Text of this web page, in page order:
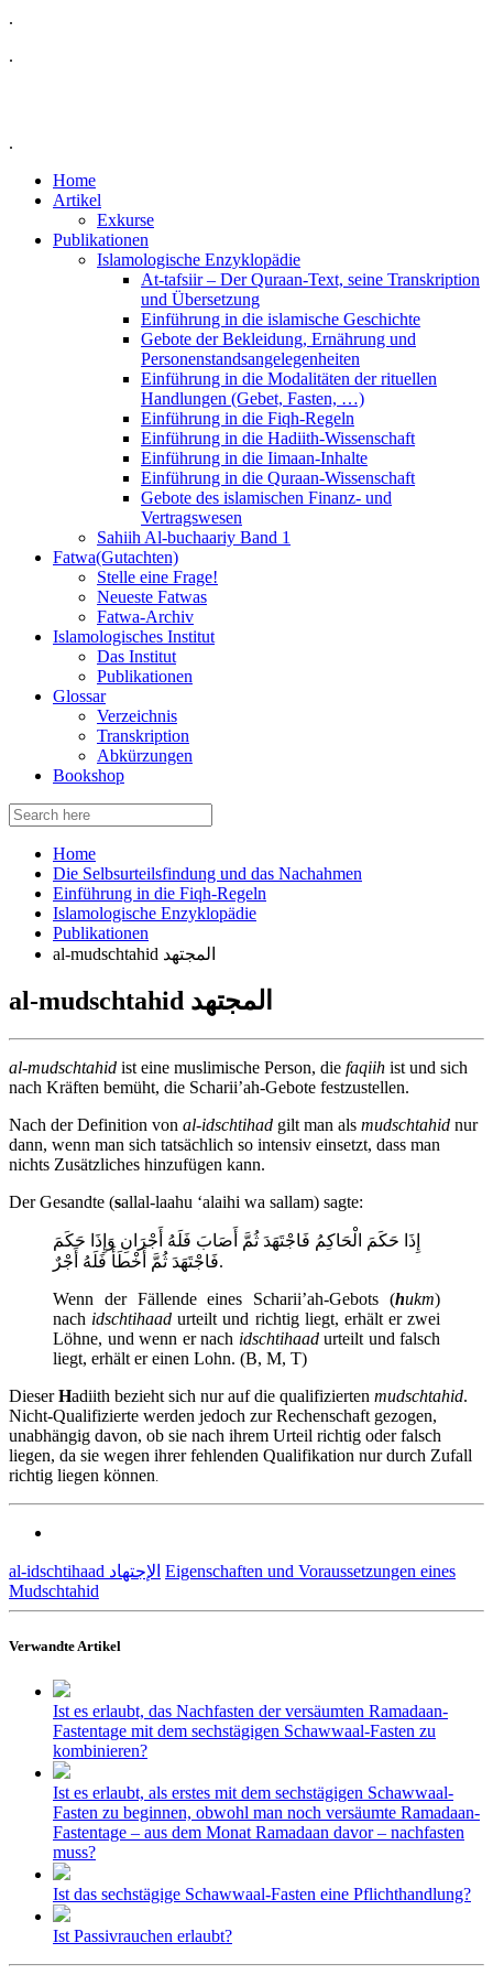
.
.
.
Home
Artikel
Exkurse
Publikationen
Islamologische Enzyklopädie
At-tafsiir – Der Quraan-Text, seine Transkription
und Übersetzung
Einführung in die islamische Geschichte
Gebote der Bekleidung, Ernährung und
Personenstandsangelegenheiten
Einführung in die Modalitäten der rituellen
Handlungen (Gebet, Fasten, …)
Einführung in die Fiqh-Regeln
Einführung in die Hadiith-Wissenschaft
Einführung in die Iimaan-Inhalte
Einführung in die Quraan-Wissenschaft
Gebote des islamischen Finanz- und
Vertragswesen
Sahiih Al-buchaariy Band 1
Fatwa(Gutachten)
Stelle eine Frage!
Neueste Fatwas
Fatwa-Archiv
Islamologisches Institut
Das Institut
Publikationen
Glossar
Verzeichnis
Transkription
Abkürzungen
Bookshop
Search
for:
Home
Die Selbsurteilsfindung und das Nachahmen
Einführung in die Fiqh-Regeln
Islamologische Enzyklopädie
Publikationen
al-mudschtahid المجتهد
al-mudschtahid المجتهد
al-mudschtahid ist eine muslimische Person, die faqiih ist und sich
nach Kräften bemüht, die Scharii’ah-Gebote festzustellen.
Nach der Definition von al-idschtihad gilt man als mudschtahid nur
dann, wenn man sich tatsächlich so intensiv einsetzt, dass man
nichts Zusätzliches hinzufügen kann.
Der Gesandte (sallal-laahu ‘alaihi wa sallam) sagte:
إِذَا حَكَمَ الْحَاكِمُ فَاجْتَهَدَ ثُمَّ أَصَابَ فَلَهُ أَجْرَانِ وَإِذَا حَكَمَ
فَاجْتَهَدَ ثُمَّ أَخْطَأَ فَلَهُ أَجْرٌ.
Wenn der Fällende eines Scharii’ah-Gebots (hukm)
nach idschtihaad urteilt und richtig liegt, erhält er zwei
Löhne, und wenn er nach idschtihaadurteilt und falsch
liegt, erhält er einen Lohn. (B, M, T)
DieserHadiith bezieht sich nur auf die qualifizierten mudschtahid.
Nicht-Qualifizierte werden jedoch zur Rechenschaft gezogen,
unabhängig davon, ob sie nach ihrem Urteil richtig oder falsch
liegen, da sie wegen ihrer fehlenden Qualifikation nur durch Zufall
richtig liegen können.
al-idschtihaad الإجتهاد Eigenschaften und Voraussetzungen eines
Mudschtahid
Verwandte Artikel
Ist es erlaubt, das Nachfasten der versäumten Ramadaan-
Fastentage mit dem sechstägigen Schawwaal-Fasten zu
kombinieren?
Ist es erlaubt, als erstes mit dem sechstägigen Schawwaal-
Fasten zu beginnen, obwohl man noch versäumte Ramadaan-
Fastentage – aus dem Monat Ramadaan davor – nachfasten
muss?
Ist das sechstägige Schawwaal-Fasten eine Pflichthandlung?
Ist Passivrauchen erlaubt?